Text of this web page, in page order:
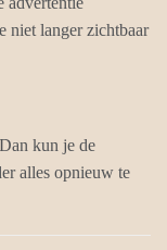
niet langer zichtbaar
kun je de
alles opnieuw te